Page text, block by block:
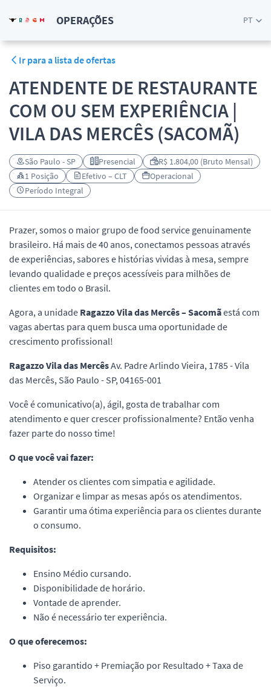
OPERAÇÕES PT
Ir para a lista de ofertas
ATENDENTE DE RESTAURANTE
COM OU SEM EXPERIÊNCIA |
VILA DAS MERCÊS (SACOMÃ)
São Paulo - SP Presencial
R$ 1.804,00 (Bruto Mensal)
1 Posição
Efetivo – CLT
Operacional
Período Integral
Prazer, somos o maior grupo de food service genuinamente
brasileiro. Há mais de 40 anos, conectamos pessoas através
de experiências, sabores e histórias vividas à mesa, sempre
levando qualidade e preços acessíveis para milhões de
clientes em todo o Brasil.
Agora, a unidade Ragazzo Vila das Mercês – Sacomãestá com
vagas abertas para quem busca uma oportunidade de
crescimento profissional!
Ragazzo Vila das MercêsAv. Padre Arlindo Vieira, 1785 - Vila
das Mercês, São Paulo - SP, 04165-001
Você é comunicativo(a), ágil, gosta de trabalhar com
atendimento e quer crescer profissionalmente? Então venha
fazer parte do nosso time!
O que você vai fazer:
Atender os clientes com simpatia e agilidade.
Organizar e limpar as mesas após os atendimentos.
Garantir uma ótima experiência para os clientes durante
o consumo.
Requisitos:
Ensino Médio cursando.
Disponibilidade de horário.
Vontade de aprender.
Não é necessário ter experiência.
O que oferecemos:
Piso garantido + Premiação por Resultado + Taxa de
Serviço.